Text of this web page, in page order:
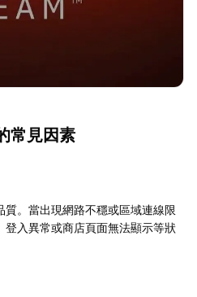
常見因素
。當出現網路不穩或區域連線限
入異常或商店頁面無法顯示等狀